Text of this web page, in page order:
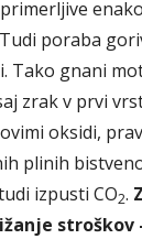
poraba
Tako gnani
zrak v prvi
oksidi,
plinih
izpusti CO2.
stroškov